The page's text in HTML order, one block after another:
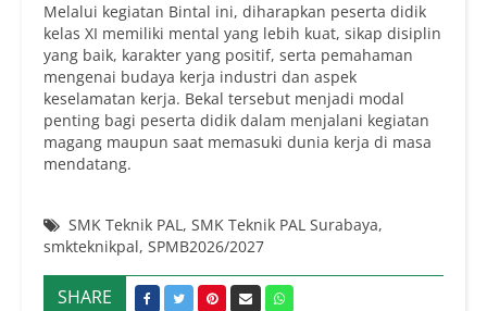
Melalui kegiatan Bintal ini, diharapkan peserta didik
kelas XI memiliki mental yang lebih kuat, sikap disiplin
yang baik, karakter yang positif, serta pemahaman
mengenai budaya kerja industri dan aspek
keselamatan kerja. Bekal tersebut menjadi modal
penting bagi peserta didik dalam menjalani kegiatan
magang maupun saat memasuki dunia kerja di masa
mendatang.
SMK Teknik PAL, SMK Teknik PAL Surabaya,
smkteknikpal, SPMB2026/2027
SHARE